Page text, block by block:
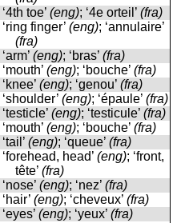
‘4th toe’ (eng); ‘4e orteil’ (fra)
‘ring finger’ (eng); ‘annulaire’
(fra)
‘arm’ (eng); ‘bras’ (fra)
‘mouth’ (eng); ‘bouche’ (fra)
‘knee’ (eng); ‘genou’ (fra)
‘shoulder’ (eng); ‘épaule’ (fra)
‘testicle’ (eng); ‘testicule’ (fra)
‘mouth’ (eng); ‘bouche’ (fra)
‘tail’ (eng); ‘queue’ (fra)
‘forehead, head’ (eng); ‘front,
tête’ (fra)
‘nose’ (eng); ‘nez’ (fra)
‘hair’ (eng); ‘cheveux’ (fra)
‘eyes’ (eng); ‘yeux’ (fra)